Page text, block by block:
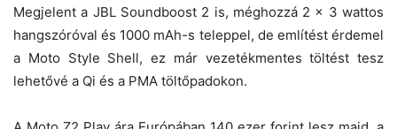
Megjelent a JBL Soundboost 2 is, méghozzá 2 x 3 wattos
hangszóróval és 1000 mAh-s teleppel, de említést érdemel
a Moto Style Shell, ez már vezetékmentes töltést tesz
lehetővé a Qi és a PMA töltőpadokon.